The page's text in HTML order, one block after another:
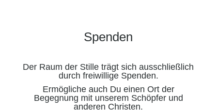
Spenden
Der Raum der Stille trägt sich ausschließlich
durch freiwillige Spenden.
Ermögliche auch Du einen Ort der
Begegnung mit unserem Schöpfer und
anderen Christen.